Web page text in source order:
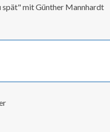
spät" mit Günther Mannhardt